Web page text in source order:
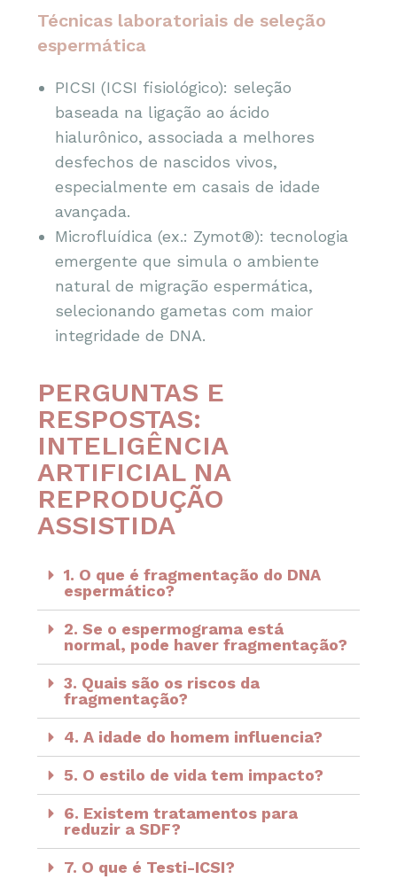
Técnicas laboratoriais de seleção
espermática
PICSI (ICSI fisiológico): seleção
baseada na ligação ao ácido
hialurônico, associada a melhores
desfechos de nascidos vivos,
especialmente em casais de idade
avançada.
Microfluídica (ex.: Zymot®): tecnologia
emergente que simula o ambiente
natural de migração espermática,
selecionando gametas com maior
integridade de DNA.
PERGUNTAS E
RESPOSTAS:
INTELIGÊNCIA
ARTIFICIAL NA
REPRODUÇÃO
ASSISTIDA
1. O que é fragmentação do DNA
espermático?
2. Se o espermograma está
normal, pode haver fragmentação?
3. Quais são os riscos da
fragmentação?
4. A idade do homem influencia?
5. O estilo de vida tem impacto?
6. Existem tratamentos para
reduzir a SDF?
7. O que é Testi-ICSI?